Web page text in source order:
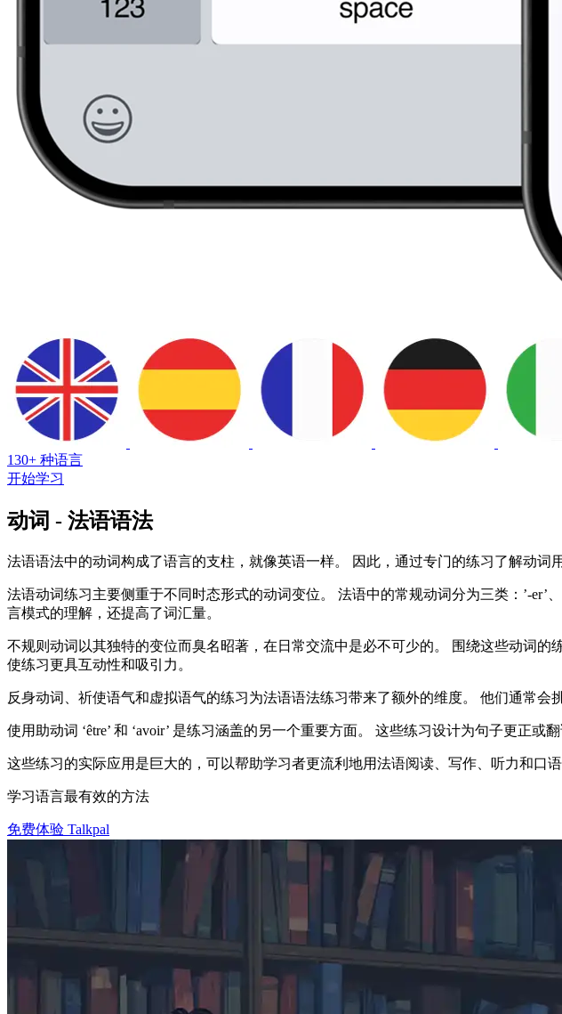
130+ 种语言
开始学习
动词 - 法语语法
法语语法中的动词构成了语言的支柱，就像英语一样。 因此，通过专门的练习了解动词
法语动词练习主要侧重于不同时态形式的动词变位。 法语中的常规动词分为三类：’-er’
言模式的理解，还提高了词汇量。
不规则动词以其独特的变位而臭名昭著，在日常交流中是必不可少的。 围绕这些动词
使练习更具互动性和吸引力。
反身动词、祈使语气和虚拟语气的练习为法语语法练习带来了额外的维度。 他们通常会
使用助动词 ‘être’ 和 ‘avoir’ 是练习涵盖的另一个重要方面。 这些练习设计为句子更正或
这些练习的实际应用是巨大的，可以帮助学习者更流利地用法语阅读、写作、听力和口语
学习语言最有效的方法
免费体验 Talkpal